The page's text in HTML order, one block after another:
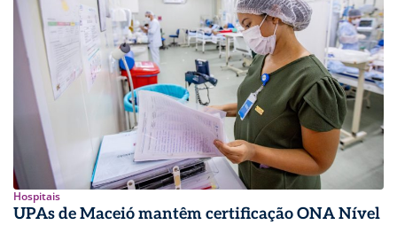
Hospitais
UPAs de Maceió mantêm certificação ONA Nível